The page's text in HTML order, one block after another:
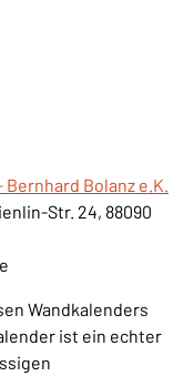
Bernhard Bolanz e.K.
Str. 24, 88090
Wandkalenders
ist ein echter